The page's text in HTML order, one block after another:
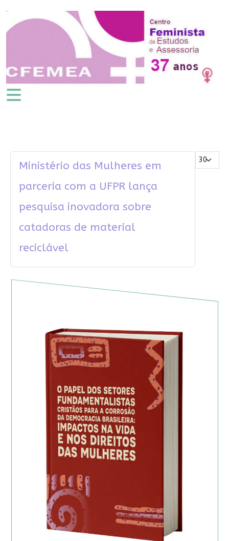
Mostrar #
Ministério das Mulheres em
parceria com a UFPR lança
pesquisa inovadora sobre
catadoras de material
reciclável